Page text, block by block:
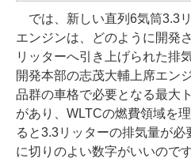
では、新しい直列6気筒3.3
エンジンは、どのように開発
リッターへ引き上げられた排
開発本部の志茂大輔上席エン
品群の車格で必要となる最大
があり、WLTCの燃費領域を
ると3.3リッターの排気量が
に切りのよい数字がいいので